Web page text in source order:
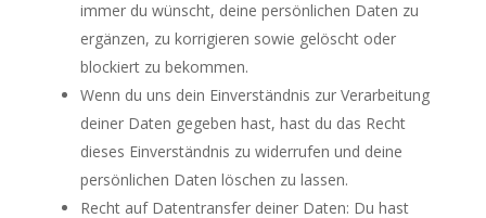
immer du wünscht, deine persönlichen Daten zu
ergänzen, zu korrigieren sowie gelöscht oder
blockiert zu bekommen.
Wenn du uns dein Einverständnis zur Verarbeitung
deiner Daten gegeben hast, hast du das Recht
dieses Einverständnis zu widerrufen und deine
persönlichen Daten löschen zu lassen.
Recht auf Datentransfer deiner Daten: Du hast